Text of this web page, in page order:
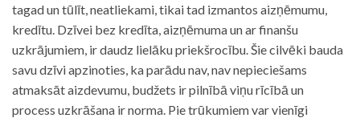
tagad un tūlīt, neatliekami, tikai tad izmantos aizņēmumu,
kredītu. Dzīvei bez kredīta, aizņēmuma un ar finanšu
uzkrājumiem, ir daudz lielāku priekšrocību. Šie cilvēki bauda
savu dzīvi apzinoties, ka parādu nav, nav nepieciešams
atmaksāt aizdevumu, budžets ir pilnībā viņu rīcībā un
process uzkrāšana ir norma. Pie trūkumiem var vienīgi